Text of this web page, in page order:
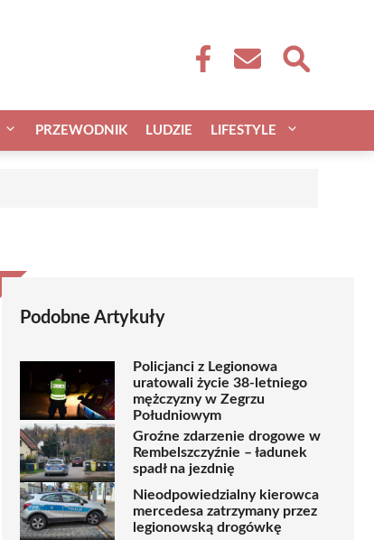
PRZEWODNIK LUDZIE LIFESTYLE
Podobne Artykuły
Policjanci z Legionowa
uratowali życie 38-letniego
mężczyzny w Zegrzu
Południowym
Groźne zdarzenie drogowe w
Rembelszczyźnie – ładunek
spadł na jezdnię
Nieodpowiedzialny kierowca
mercedesa zatrzymany przez
legionowską drogówkę